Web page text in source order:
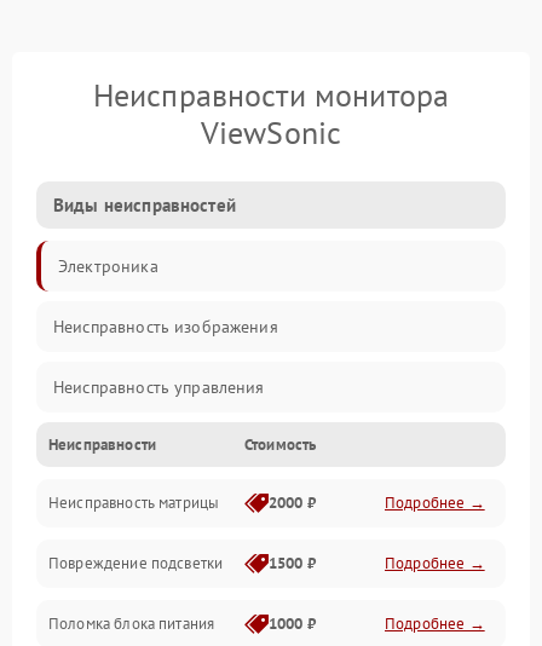
Неисправности монитора
ViewSonic
Виды неисправностей
Электроника
Неисправность изображения
Неисправность управления
Неисправность интерфейсов
Прочие неисправности
Неисправность звука
Механические повреждения
Неисправности Стоимость
Неисправность матрицы 2000 ₽ Подробнее →
Повреждение подсветки 1500 ₽ Подробнее →
Поломка блока питания 1000 ₽ Подробнее →